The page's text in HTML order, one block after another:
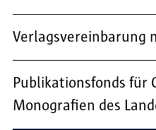
Verlagsvereinbarung
Publikationsfonds für
Monografien des